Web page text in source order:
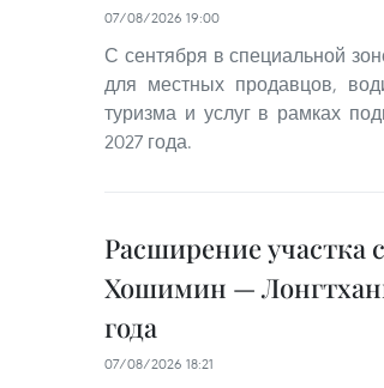
07/08/2026 19:00
С сентября в специальной
для местных продавцов,
туризма и услуг в рамках
2027 года.
Расширение участка
Хошимин —
года
07/08/2026 18:21